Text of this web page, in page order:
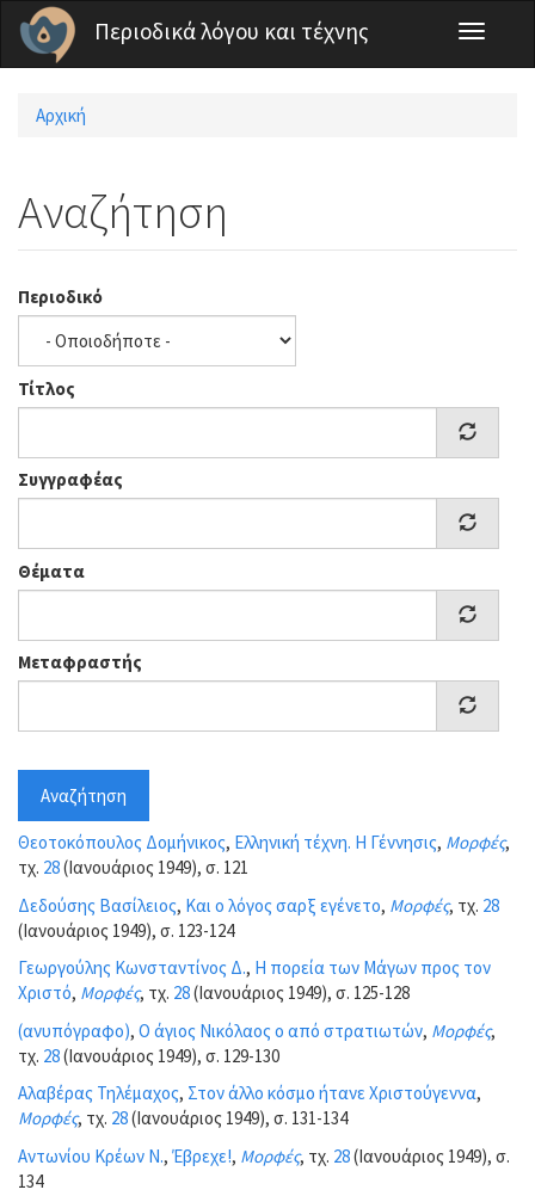
Παράκαμψη προς το κυρίως περιεχόμενο
Περιοδικά λόγου και τέχνης
Toggle
Είστε εδώ
Αρχική
Αναζήτηση
Περιοδικό
Τίτλος
Συγγραφέας
Θέματα
Μεταφραστής
Αναζήτηση
Θεοτοκόπουλος Δομήνικος, Ελληνική τέχνη. Η Γέννησις, Μορφές,
τχ. 28(Ιανουάριος 1949), σ. 121
Δεδούσης Βασίλειος, Και ο λόγος σαρξ εγένετο, Μορφές, τχ. 28
(Ιανουάριος 1949), σ. 123-124
Γεωργούλης Κωνσταντίνος Δ., Η πορεία των Μάγων προς τον
Χριστό, Μορφές, τχ. 28(Ιανουάριος 1949), σ. 125-128
(ανυπόγραφο), Ο άγιος Νικόλαος ο από στρατιωτών, Μορφές,
τχ. 28(Ιανουάριος 1949), σ. 129-130
Αλαβέρας Τηλέμαχος, Στον άλλο κόσμο ήτανε Χριστούγεννα,
Μορφές, τχ. 28(Ιανουάριος 1949), σ. 131-134
Αντωνίου Κρέων Ν., Έβρεχε!, Μορφές, τχ. 28(Ιανουάριος 1949), σ.
134